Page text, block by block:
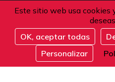
Este sitio web usa cookies
OK, aceptar todas
Personalizar
Dirección
101 boulevard
75006 Paris
Francia